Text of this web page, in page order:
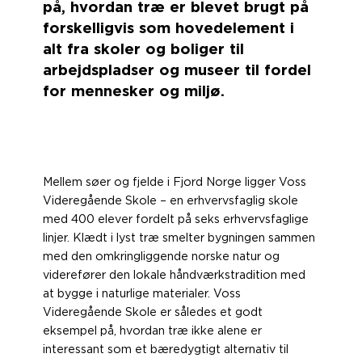
på, hvordan træ er blevet brugt på
forskelligvis som hovedelement i
alt fra skoler og boliger til
arbejdspladser og museer til fordel
for mennesker og miljø.
Mellem søer og fjelde i Fjord Norge ligger Voss
Videregående Skole – en erhvervsfaglig skole
med 400 elever fordelt på seks erhvervsfaglige
linjer. Klædt i lyst træ smelter bygningen sammen
med den omkringliggende norske natur og
viderefører den lokale håndværkstradition med
at bygge i naturlige materialer. Voss
Videregående Skole er således et godt
eksempel på, hvordan træ ikke alene er
interessant som et bæredygtigt alternativ til